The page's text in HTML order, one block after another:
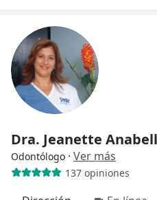
Dra. Jeanette
Odontólogo · Ver más
137 opiniones